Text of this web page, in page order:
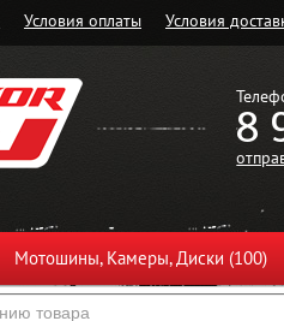
Условия оплаты Условия
8
Мотошины, Камеры, Диски (100)